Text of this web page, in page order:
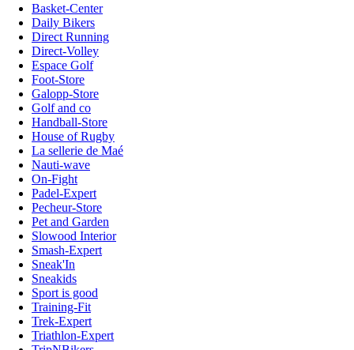
Basket-Center
Daily Bikers
Direct Running
Direct-Volley
Espace Golf
Foot-Store
Galopp-Store
Golf and co
Handball-Store
House of Rugby
La sellerie de Maé
Nauti-wave
On-Fight
Padel-Expert
Pecheur-Store
Pet and Garden
Slowood Interior
Smash-Expert
Sneak'In
Sneakids
Sport is good
Training-Fit
Trek-Expert
Triathlon-Expert